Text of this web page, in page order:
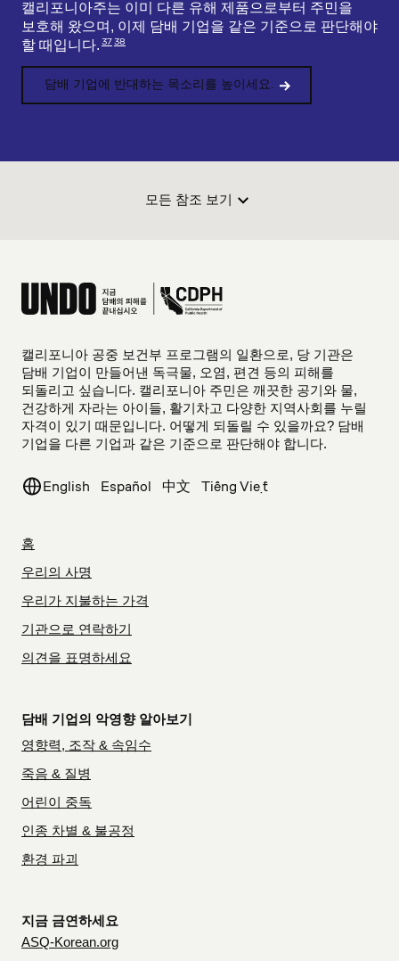
캘리포니아주는 이미 다른 유해 제품으로부터 주민을
보호해 왔으며, 이제 담배 기업을 같은 기준으로 판단해야
할 때입니다. 3738
담배 기업에 반대하는 목소리를 높이세요.
모든 참조 보기
캘리포니아 공중 보건부 프로그램의 일환으로, 당 기관은
담배 기업이 만들어낸 독극물, 오염, 편견 등의 피해를
되돌리고 싶습니다. 캘리포니아 주민은 깨끗한 공기와 물,
건강하게 자라는 아이들, 활기차고 다양한 지역사회를 누릴
자격이 있기 때문입니다. 어떻게 되돌릴 수 있을까요? 담배
기업을 다른 기업과 같은 기준으로 판단해야 합니다.
English Español 中文 Tiếng Việt
홈
우리의 사명
우리가 지불하는 가격
기관으로 연락하기
의견을 표명하세요
담배 기업의 악영향 알아보기
영향력, 조작 & 속임수
죽음 & 질병
어린이 중독
인종 차별 & 불공정
환경 파괴
지금 금연하세요
ASQ-Korean.org